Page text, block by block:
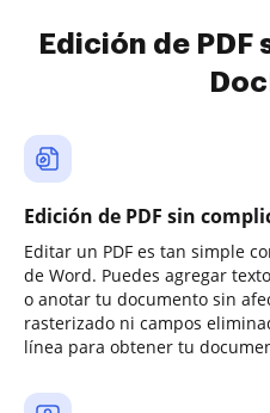
Edición de
Edición de PDF sin
Editar un PDF es tan simple
de Word. Puedes agregar
o anotar tu documento sin
rasterizado ni campos
línea para obtener tu